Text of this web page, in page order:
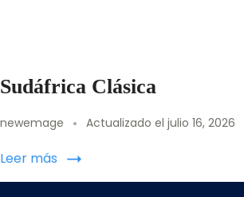
Sudáfrica Clásica
newemage Actualizado el julio 16, 2026
Leer más